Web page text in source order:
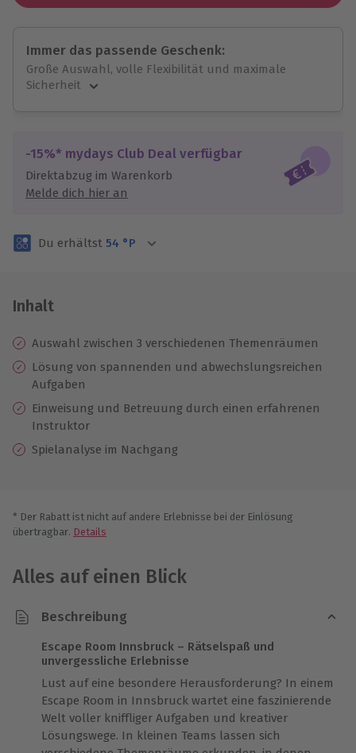
Immer das passende Geschenk:
Große Auswahl, volle Flexibilität und maximale
Sicherheit
Jeder Gutschein für alle Erlebnisse einlösbar.
Maximale Sicherheit
3 Jahre gültig & verlängerbar.
-15%* mydays Club Deal verfügbar
Direktabzug im Warenkorb
Melde dich hier an
Du erhältst 54 °P
Inhalt
Auswahl zwischen 3 verschiedenen Themenräumen
Lösung von spannenden und abwechslungsreichen
Aufgaben
Einweisung und ​​Betreuung durch einen erfahrenen
Instruktor
Spielanalyse im Nachgang
* Der Rabatt ist nicht auf andere Erlebnisse bei der Einlösung
übertragbar. Details
Alles auf einen Blick
Beschreibung
Escape Room Innsbruck – Rätselspaß und
unvergessliche Erlebnisse
Lust auf eine besondere Herausforderung? In einem
Escape Room in Innsbruck wartet eine faszinierende
Welt voller kniffliger Aufgaben und kreativer
Lösungswege. In kleinen Teams lassen sich